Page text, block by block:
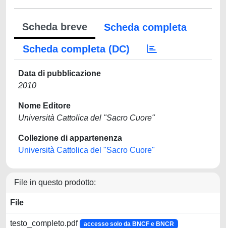
Scheda breve
Scheda completa
Scheda completa (DC)
Data di pubblicazione
2010
Nome Editore
Università Cattolica del "Sacro Cuore"
Collezione di appartenenza
Università Cattolica del "Sacro Cuore"
File in questo prodotto:
File
testo_completo.pdf accesso solo da BNCF e BNCR